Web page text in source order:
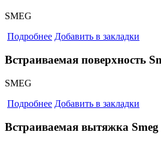
SMEG
Подробнее Добавить в закладки
Встраиваемая поверхность
SMEG
Подробнее Добавить в закладки
Встраиваемая вытяжка